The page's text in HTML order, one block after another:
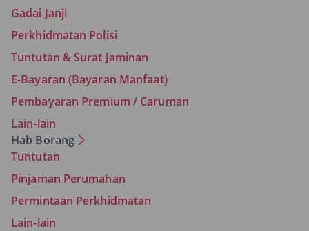
Gadai Janji
Perkhidmatan Polisi
Tuntutan & Surat Jaminan
E-Bayaran (Bayaran Manfaat)
Pembayaran Premium / Caruman
Lain-lain
Hab Borang
Tuntutan
Pinjaman Perumahan
Permintaan Perkhidmatan
Lain-lain